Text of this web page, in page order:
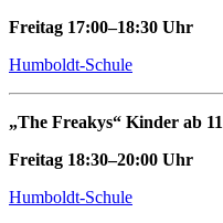
Freitag 17:00–18:30 Uhr
Humboldt-Schule
„The Freakys“ Kinder ab
Freitag 18:30–20:00 Uhr
Humboldt-Schule